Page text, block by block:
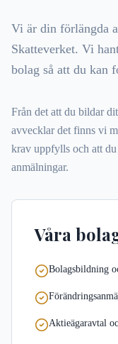
Vi är din förlängda
Skatteverket. Vi
bolag så att du kan
Från det att du bildar
avvecklar det finns vi
krav uppfylls och att
anmälningar.
Våra
Bolagsbildning
Aktieägaravtal